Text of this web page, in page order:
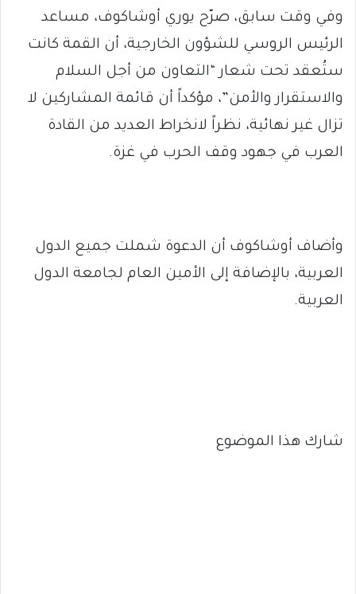
وفي وقت سابق، صرّح يوري أوشاكوف، مساعد
الرئيس الروسي للشؤون الخارجية، أن القمة كانت
ستُعقد تحت شعار “التعاون من أجل السلام
والاستقرار والأمن”، مؤكداً أن قائمة المشاركين لا
تزال غير نهائية، نظراً لانخراط العديد من القادة
العرب في جهود وقف الحرب في غزة.
وأضاف أوشاكوف أن الدعوة شملت جميع الدول
العربية، بالإضافة إلى الأمين العام لجامعة الدول
العربية.
شارك هذا الموضوع